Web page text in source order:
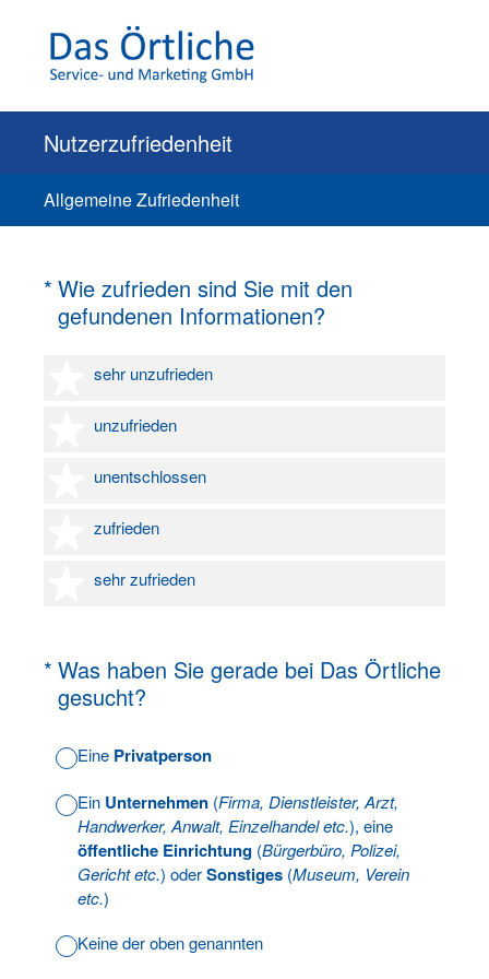
Nutzerzufriedenheit
Allgemeine Zufriedenheit
* Wie zufrieden sind Sie mit den
gefundenen Informationen?
(Erforderlich.)
sehr unzufrieden
1 Stern
unzufrieden
2 Sterne
unentschlossen
3 Sterne
zufrieden
4 Sterne
sehr zufrieden
5 Sterne
* Was haben Sie gerade bei Das Örtliche
gesucht?
(Erforderlich.)
Eine Privatperson
Ein Unternehmen (Firma, Dienstleister, Arzt,
Handwerker, Anwalt, Einzelhandel etc.), eine
öffentliche Einrichtung (Bürgerbüro, Polizei,
Gericht etc.) oderSonstiges (Museum, Verein
etc.)
Keine der oben genannten